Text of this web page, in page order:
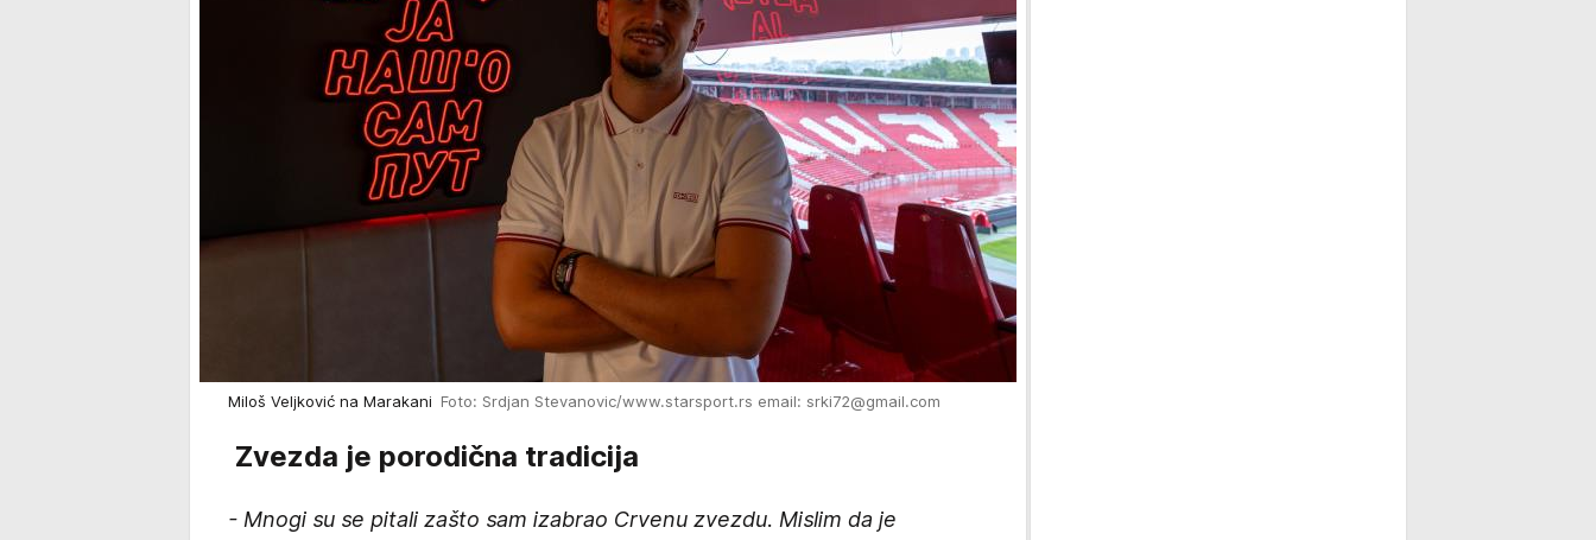
Miloš Veljković na Marakani Foto: Srdjan Stevanovic/www.starsport.rs email: srki72@gmail.com
Zvezda je porodična tradicija
- Mnogi su se pitali zašto sam izabrao Crvenu zvezdu. Mislim da je